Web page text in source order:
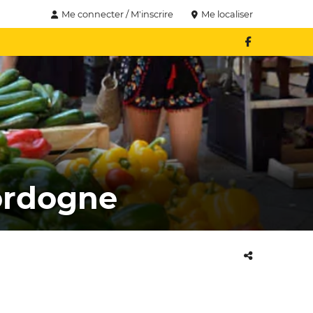
Me connecter / M'inscrire Me localiser